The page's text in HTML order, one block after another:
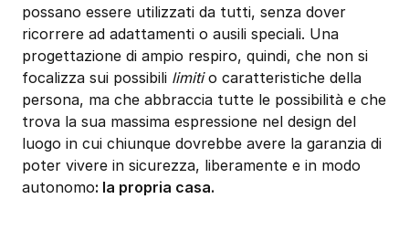
possano essere utilizzati da tutti, senza dover
ricorrere ad adattamenti o ausili speciali. Una
progettazione di ampio respiro, quindi, che non si
focalizza sui possibili limitio caratteristiche della
persona, ma che abbraccia tutte le possibilità e che
trova la sua massima espressione nel design del
luogo in cui chiunque dovrebbe avere la garanzia di
poter vivere in sicurezza, liberamente e in modo
autonomo: la propria casa.